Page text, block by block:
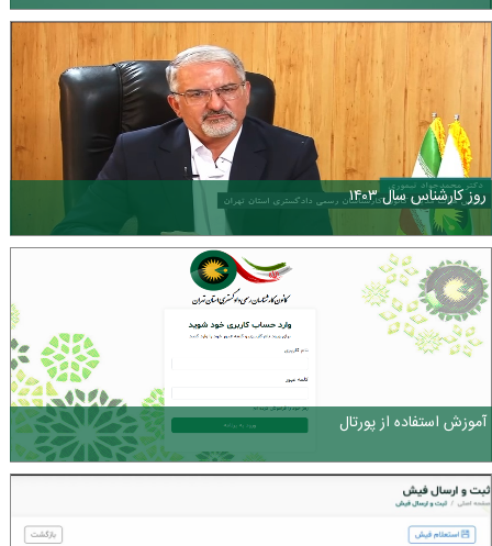
روز کارشناس سال ۱۴۰۳
آموزش استفاده از پورتال